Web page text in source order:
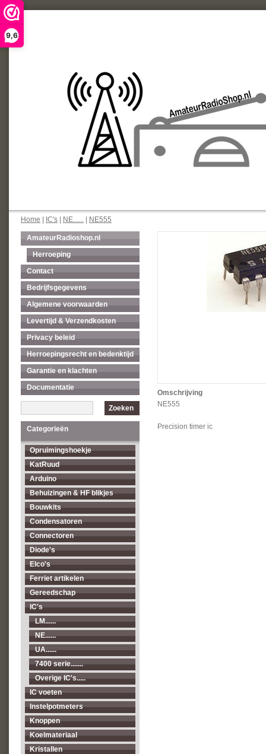
9,6
Home IC's NE...... NE555
AmateurRadioshop.nl
Herroeping
Contact
Bedrijfsgegevens
Algemene voorwaarden
Levertijd & Verzendkosten
Privacy beleid
Herroepingsrecht en bedenktijd
Garantie en klachten
Documentatie
Zoeken
Categorieën
Opruimingshoekje
KatRuud
Arduino
Behuizingen & HF blikjes
Bouwkits
Condensatoren
Connectoren
Diode's
Elco's
Ferriet artikelen
Gereedschap
IC's
LM......
NE......
UA......
7400 serie.......
Overige IC's.....
IC voeten
Instelpotmeters
Knoppen
Koelmateriaal
Kristallen
Omschrijving
NE555
Precision timer ic